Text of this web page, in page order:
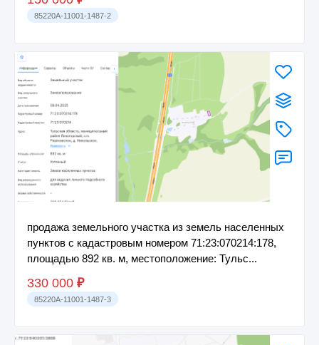
85220A-11001-1487-2
продажа земельного участка из земель населенных
пунктов с кадастровым номером 71:23:070214:178,
площадью 892 кв. м, местоположение: Тульс...
330 000 ₽
85220A-11001-1487-3